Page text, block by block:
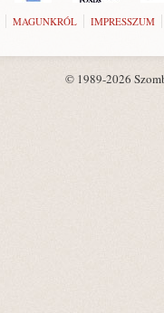
MAGUNKRÓL IMPRESSZUM
© 1989-2026